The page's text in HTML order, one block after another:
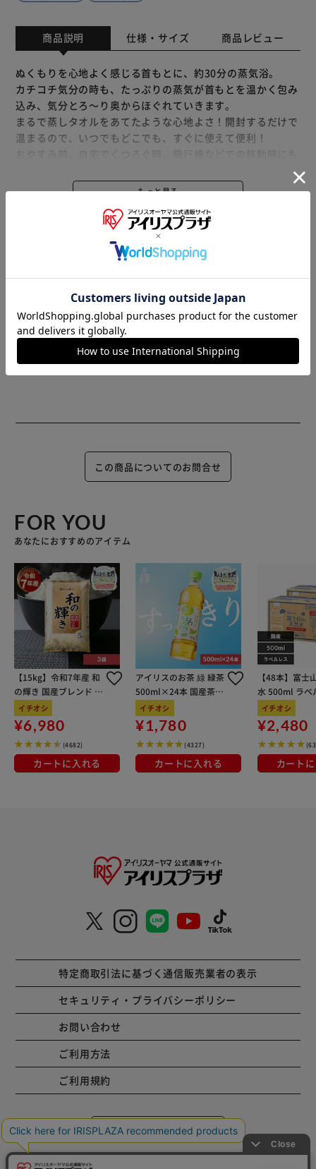
商品説明 仕様・サイズ 商品レビュー
ぬくもりを心地よく感じる首もとに、約30分の蒸気浴。
カチコチ気分の時も、たっぷりの蒸気が首もとを温かく包み
込み、気分とろ～り奥からほぐれていきます。
まるで蒸しタオルをあてたような心地よさ！開封するだけで
温まるので、いつでもどこでも、すぐに使えて便利！
期間限定発売。
もっと見る
※製品は予告なく仕様を変更する場合がございます。あらか
じめご了承ください。
までお時間を頂く場合がございます。
また、商品がメーカーにて完売となっていた場合、キャンセ
ル又は注文内容の変更をお願いいたしております。
予めご了承くださいますようお願いいたします。
商品はアイリスプラザがセレクトしたオススメ商品です。
この商品についてのお問合せ
FOR YOU
あなたにおすすめのアイテム
【15kg】令和7年産 和
の輝き 国産ブレンド 5
kg×3袋
イチオシ
¥6,980
(4682)
カートに入れる
アイリスのお茶 綠 緑茶
500ml×24本 国産茶葉
100％使用
イチオシ
¥1,780
(4327)
カートに入れる
【48本】富士
水 500ml ラベ
イチオシ
¥2,480
カート
特定商取引法に基づく通信販売業者の表示
セキュリティ・プライバシーポリシー
お問い合わせ
ご利用方法
ご利用規約
コーポレートサイト